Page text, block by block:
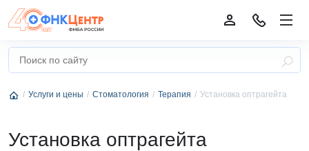
Услуги и цены Стоматология Терапия Установка оптрагейта
Установка оптрагейта